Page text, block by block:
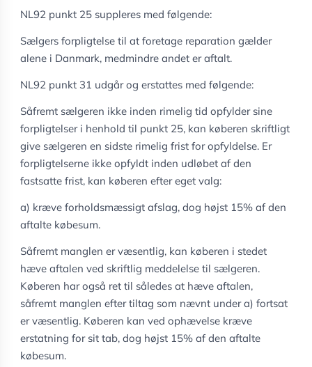
NL92 punkt 25 suppleres med følgende:
Sælgers forpligtelse til at foretage reparation gælder
alene i Danmark, medmindre andet er aftalt.
NL92 punkt 31 udgår og erstattes med følgende:
Såfremt sælgeren ikke inden rimelig tid opfylder sine
forpligtelser i henhold til punkt 25, kan køberen skriftligt
give sælgeren en sidste rimelig frist for opfyldelse. Er
forpligtelserne ikke opfyldt inden udløbet af den
fastsatte frist, kan køberen efter eget valg:
a) kræve forholdsmæssigt afslag, dog højst 15% af den
aftalte købesum.
Såfremt manglen er væsentlig, kan køberen i stedet
hæve aftalen ved skriftlig meddelelse til sælgeren.
Køberen har også ret til således at hæve aftalen,
såfremt manglen efter tiltag som nævnt under a) fortsat
er væsentlig. Køberen kan ved ophævelse kræve
erstatning for sit tab, dog højst 15% af den aftalte
købesum.